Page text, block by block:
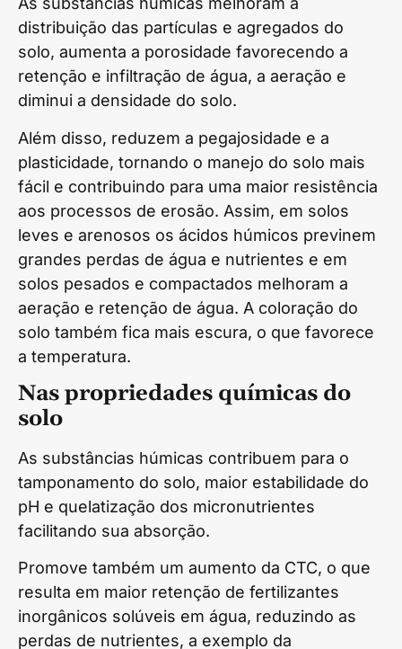
distribuição das partículas e agregados do
solo, aumenta a porosidade favorecendo a
retenção e infiltração de água, a aeração e
diminui a densidade do solo.
Além disso, reduzem a pegajosidade e a
plasticidade, tornando o manejo do solo mais
fácil e contribuindo para uma maior resistência
aos processos de erosão. Assim, em solos
leves e arenosos os ácidos húmicos previnem
grandes perdas de água e nutrientes e em
solos pesados e compactados melhoram a
aeração e retenção de água. A coloração do
solo também fica mais escura, o que favorece
a temperatura.
Nas propriedades químicas do
solo
As substâncias húmicas contribuem para o
tamponamento do solo, maior estabilidade do
pH e quelatização dos micronutrientes
facilitando sua absorção.
Promove também um aumento da CTC, o que
resulta em maior retenção de fertilizantes
inorgânicos solúveis em água, reduzindo as
perdas de nutrientes, a exemplo da